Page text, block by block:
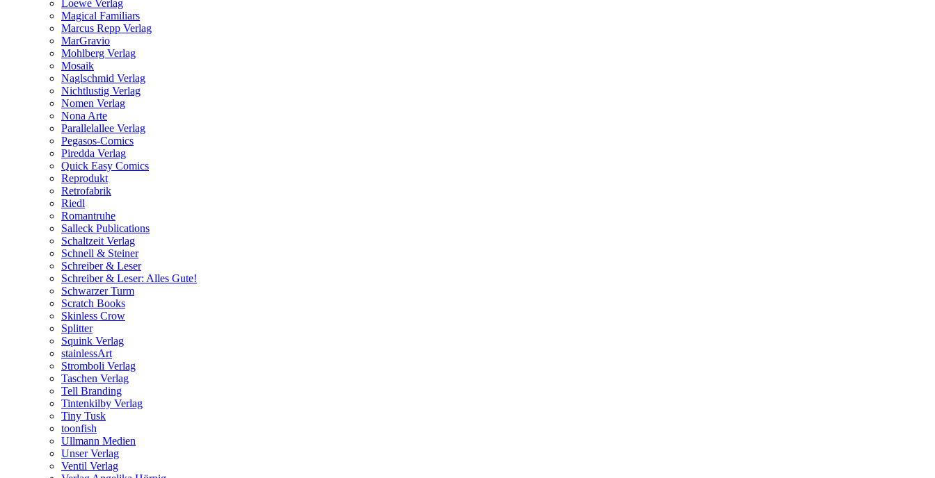
Loewe Verlag
Magical Familiars
Marcus Repp Verlag
MarGravio
Mohlberg Verlag
Mosaik
Naglschmid Verlag
Nichtlustig Verlag
Nomen Verlag
Nona Arte
Parallelallee Verlag
Pegasos-Comics
Piredda Verlag
Quick Easy Comics
Reprodukt
Retrofabrik
Riedl
Romantruhe
Salleck Publications
Schaltzeit Verlag
Schnell & Steiner
Schreiber & Leser
Schreiber & Leser: Alles Gute!
Schwarzer Turm
Scratch Books
Skinless Crow
Splitter
Squink Verlag
stainlessArt
Stromboli Verlag
Taschen Verlag
Tell Branding
Tintenkilby Verlag
Tiny Tusk
toonfish
Ullmann Medien
Unser Verlag
Ventil Verlag